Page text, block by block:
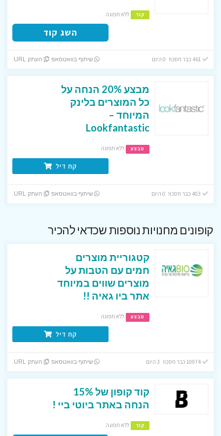
קוד ללא תפוגה
השג קוד
שיתוף בוואטסאפ העתק URL
מבצע 20% הנחה על
כל המוצרים בלינק
המיוחד –
Lookfantastic
מבצע ללא תפוגה
קח דיל
שיתוף בוואטסאפ העתק URL
קופונים מחנויות נוספות שכדאי להכיר
קטגוריית מוצרים
חמים עם הטבות על
מוצרים שווים במיוחד
אתר ביו גאיה !!
מבצע ללא תפוגה
קח דיל
10974 כבר חסכו! 3 היום שיתוף בוואטסאפ העתק URL
קוד קופון של 15%
הנחה באתר ביוטי ביי !
קוד ללא תפוגה